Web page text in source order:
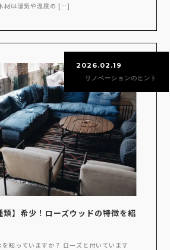
材は湿気や温度の […]
2026.02.19
リノベーションのヒント
類】希少！ローズウッドの特徴を紹
知っていますか？ ローズと付いています